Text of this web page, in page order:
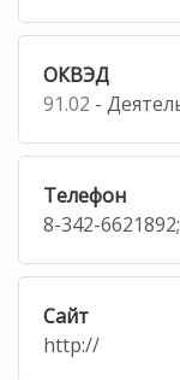
ОКВЭД
91.02 -
Телефон
8-342-6621892;
Сайт
http://